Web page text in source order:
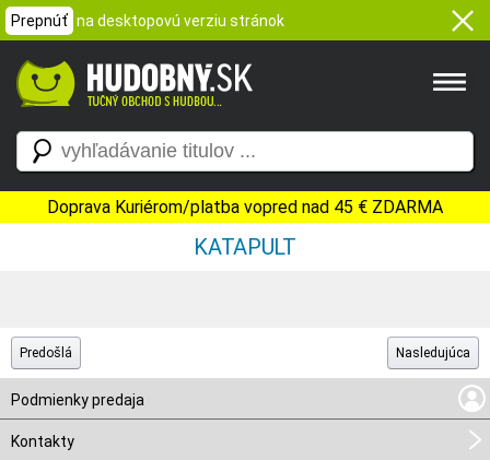
Prepnúť na desktopovú verziu stránok
Doprava Kuriérom/platba vopred nad 45 € ZDARMA
KATAPULT
Predošlá Nasledujúca
Podmienky predaja
Kontakty